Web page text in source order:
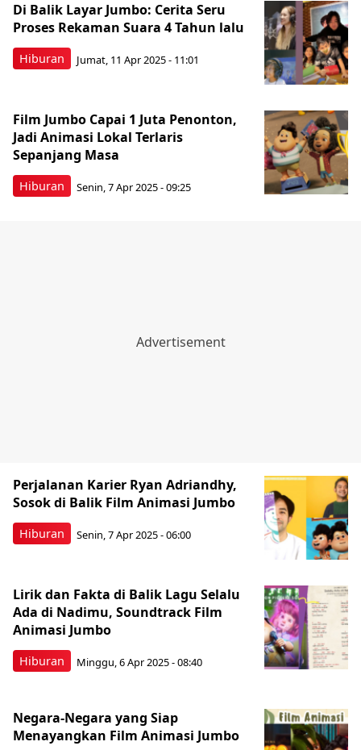
Hiburan
Di Balik Layar Jumbo: Cerita Seru
Proses Rekaman Suara 4 Tahun lalu
Jumat, 11 Apr 2025 - 11:01
Hiburan
Film Jumbo Capai 1 Juta Penonton,
Jadi Animasi Lokal Terlaris
Sepanjang Masa
Senin, 7 Apr 2025 - 09:25
Hiburan
Perjalanan Karier Ryan Adriandhy,
Sosok di Balik Film Animasi Jumbo
Senin, 7 Apr 2025 - 06:00
Hiburan
Lirik dan Fakta di Balik Lagu Selalu
Ada di Nadimu, Soundtrack Film
Animasi Jumbo
Minggu, 6 Apr 2025 - 08:40
Negara-Negara yang Siap
Menayangkan Film Animasi Jumbo